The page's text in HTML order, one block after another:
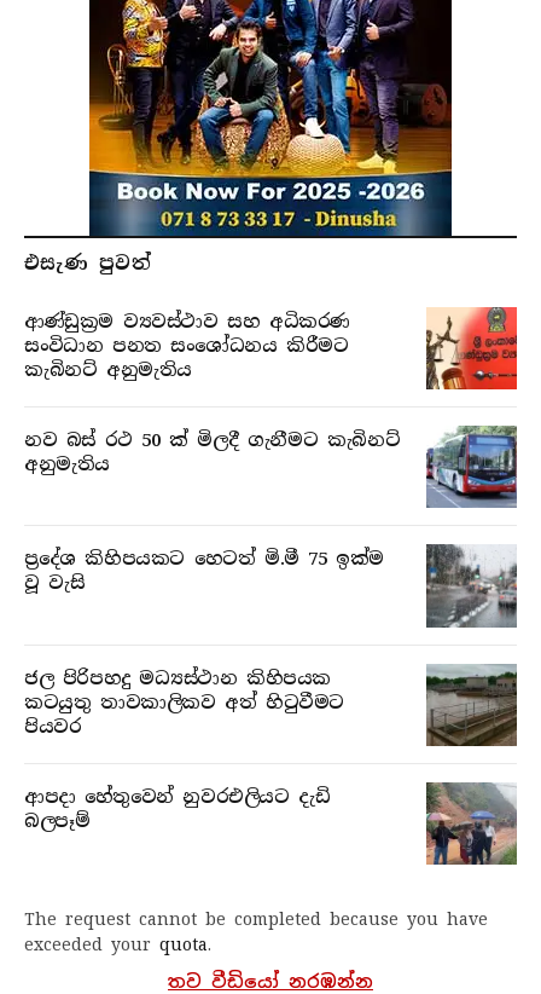
එසැණ පුව​ත්
ආණ්ඩුක්‍රම ව්‍යවස්ථාව සහ අධිකරණ
සංවිධාන පනත සංශෝධනය කිරීමට
කැබිනට් අනුමැතිය
නව බස් රථ 50 ක් මිලදී ගැනීමට කැබිනට්
අනුමැතිය
ප්‍රදේශ කිහිපයකට හෙටත් මි.මී 75 ඉක්ම
වූ වැසි
ජල පිරිපහදු මධ්‍යස්ථාන කිහිපයක
කටයුතු තාවකාලිකව අත් හිටුවීමට
පියවර
ආපදා හේතුවෙන් නුවරඑලියට දැඩි
බලපෑම්
The request cannot be completed because you have
exceeded your quota.
තව වීඩියෝ නරඹන්න